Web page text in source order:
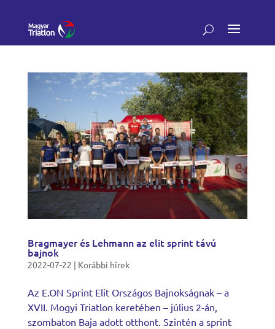
Bragmayer és Lehmann az elit sprint távú
bajnok
2022-07-22 | Korábbi hírek
Az E.ON Sprint Elit Országos Bajnokságnak – a
XVII. Mogyi Triatlon keretében – július 2-án,
szombaton Baja adott otthont. Szintén a sprint